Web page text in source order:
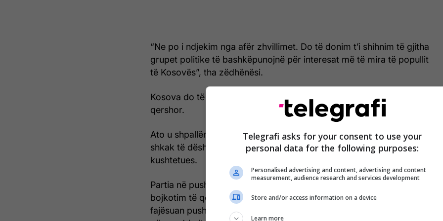
“Ne po i ndjekim nga afër zhvillimet. Do të donim t’i shihnim të gjitha
grupet politike të bashkëpunojnë për interesat më të mira të popullit
të Kosovës”, tha zëdhënësi.
Kosova do të mbajë zgjedhjet e parakohshme parlamentare më 7
qershor.
Ato u shpallën pasi Kuvendi u shpërnda automatikisht këtë javë, për
shkak të dështimit për të zgjedhur presidentin e ri brenda afatit
kushtetues.
Partia në pushtet, Lëvizja Vetëvendosje, e akuzoi opozitën për
bojkotim të qëllimshëm të seancave, ndërsa partitë opozitare e
fajësuan pushtetin për mungesë bashkëpunimi dhe për tentim të
Telegrafi asks for your consent to use your
personal data for the following purposes:
Personalised advertising and content, advertising and content
measurement, audience research and services development
Store and/or access information on a device
Learn more